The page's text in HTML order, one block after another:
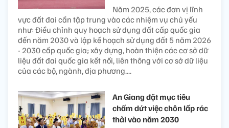
Năm 2025, các đơn vị lĩnh
vực đất đai cần tập trung vào các nhiệm vụ chủ yếu
như: Điều chỉnh quy hoạch sử dụng đất cấp quốc gia
đến năm 2030 và lập kế hoạch sử dụng đất 5 năm 2026
- 2030 cấp quốc gia; xây dựng, hoàn thiện các cơ sở dữ
liệu đất đai quốc gia kết nối, liên thông với cơ sở dữ liệu
của các bộ, ngành, địa phương....
An Giang đặt mục tiêu
chấm dứt việc chôn lấp rác
thải vào năm 2030